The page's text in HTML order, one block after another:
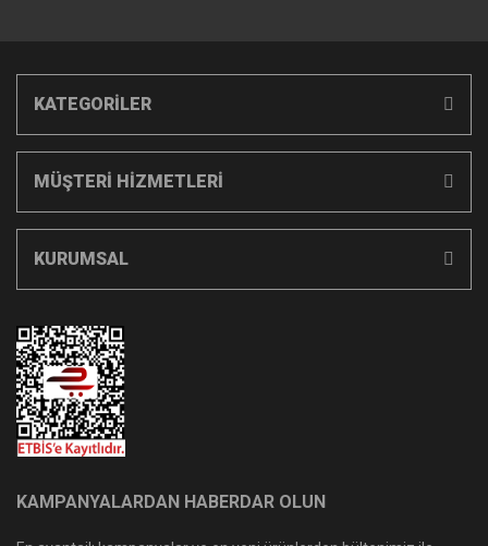
KATEGORİLER
MÜŞTERİ HİZMETLERİ
KURUMSAL
KAMPANYALARDAN HABERDAR OLUN